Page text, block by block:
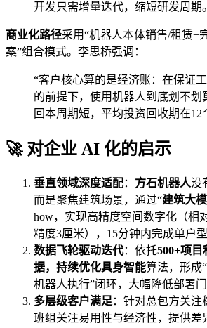
开发只需增量迭代，缩短研发周期。
商业化路径采用“机器人本体销售/租赁+
案”组合模式。李思桥强调：
“客户核心算的是经济账：在保证
的前提下，使用机器人到底划不划
回本周期短，平均投资回收期在12
🚀 对企业 AI 化的启示
垂直领域深度适配： 方石机器人没
而是聚焦建筑场景，通过“建筑大
how，实现高精度空间数字化（相
精度3厘米），15分钟内完成单户型
数据飞轮驱动迭代：依托500+项目
据，持续优化具身智能算法，形成
机器人执行”闭环，大幅降低部署门
多层级客户满足 ：针对总包方关
班组关注易用性与经济性，提供差